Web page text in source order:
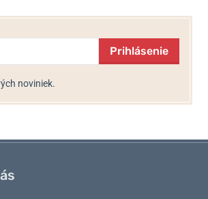
Prihlásenie
noviniek.